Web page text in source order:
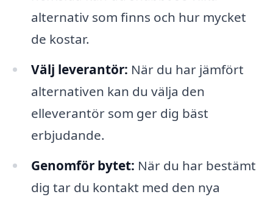
alternativ som finns och hur mycket
de kostar.
Välj leverantör: När du har jämfört
alternativen kan du välja den
elleverantör som ger dig bäst
erbjudande.
Genomför bytet: När du har bestämt
dig tar du kontakt med den nya